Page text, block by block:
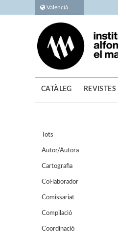
Valencià
CATÀLEG REVISTES
Tots
Autor/Autora
Cartografia
Col·laborador
Comissariat
Compilació
Coordinació